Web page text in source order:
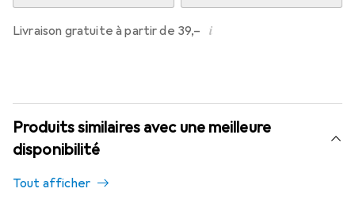
Livraison gratuite à partir de 39,– i
Produits similaires avec une meilleure
disponibilité
Tout afficher